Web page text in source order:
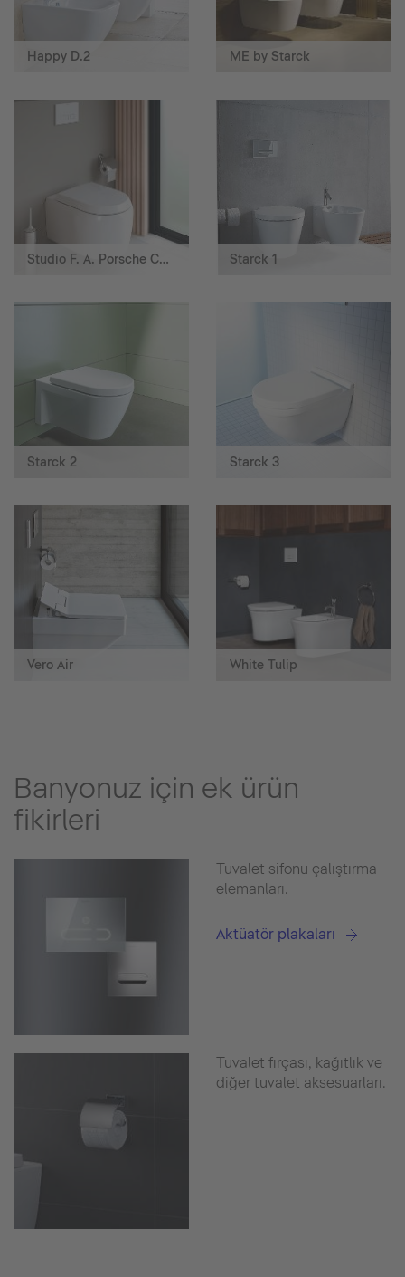
Happy D.2 ME by Starck
Studio F. A. Porsche Collection Starck 1
Starck 2 Starck 3
Vero Air White Tulip
Banyonuz için ek ürün
fikirleri
Tuvalet sifonu çalıştırma
elemanları.
Aktüatör plakaları
Tuvalet fırçası, kağıtlık ve
diğer tuvalet aksesuarları.